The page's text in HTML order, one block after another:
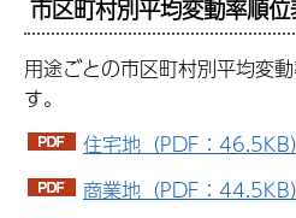
市区町村別平均変動率順
用途ごとの市区町村別平均変
す。
住宅地（PDF：46.5KB）
商業地（PDF：44.5KB）